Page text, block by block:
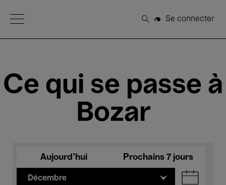
Open Menu
Rechercher
Se connecter
Ce qui se passe à
Bozar
Aujourd'hui Prochains 7 jours
Décembre